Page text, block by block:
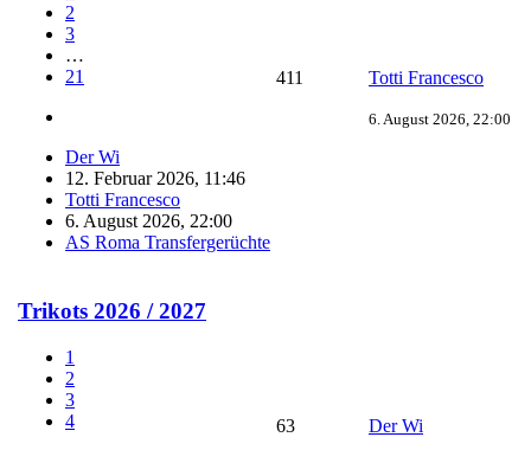
2
3
…
21
Der Wi
12. Februar 2026, 11:46
Totti Francesco
6. August 2026, 22:00
AS Roma Transfergerüchte
411 Totti Francesco
6. August 2026, 22:00
Trikots 2026 / 2027
1
2
3
4
63 Der Wi